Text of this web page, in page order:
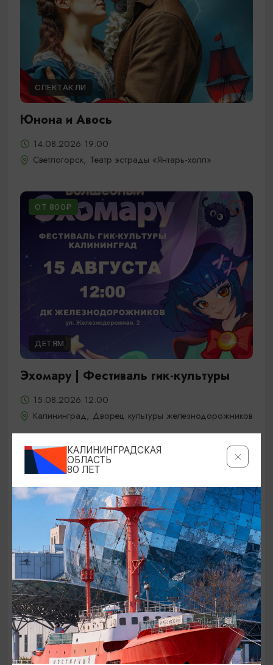
СПЕКТАКЛИ
Юнона и Авось
14.08.2026 19:00
Светлогорск, Театр эстрады «Янтарь-холл»
ОТ 800₽
ДЕТЯМ
Эхомару | Фестиваль гик-культуры
15.08.2026 12:00
Калининград, Дворец культуры железнодорожников
ОТ 5000₽
КОНЦЕРТЫ
Jony / Джони
15.08.2026 19:00
КАЛИНИНГРАДСКАЯ
ОБЛАСТЬ
80 ЛЕТ